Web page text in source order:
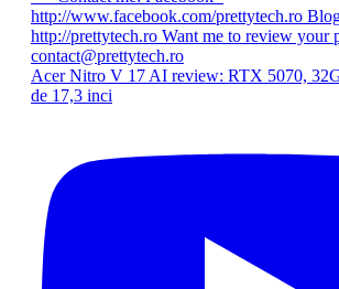
Acer Nitro V 17 AI review: RTX 5070,
de 17,3 inci